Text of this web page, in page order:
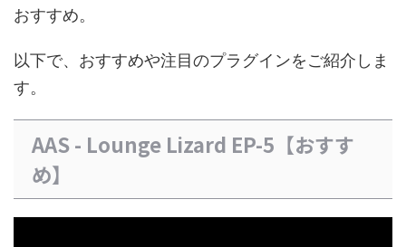
おすすめ。
以下で、おすすめや注目のプラグインをご紹介しま
す。
AAS - Lounge Lizard EP-5【おすす
め】